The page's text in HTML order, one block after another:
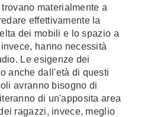
materialmente a
effettivamente la
dei mobili e lo spazio a
hanno necessità
Le esigenze dei
anche dall'età di questi
avranno bisogno di
di un'apposita area
ragazzi, invece, meglio